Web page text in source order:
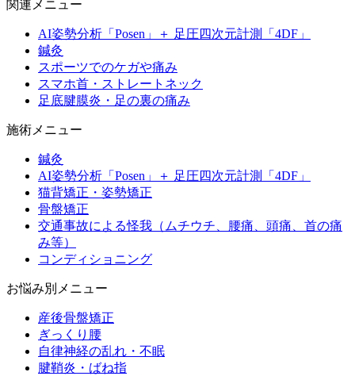
関連メニュー
AI姿勢分析「Posen」＋ 足圧四次元計測「4DF」
鍼灸
スポーツでのケガや痛み
スマホ首・ストレートネック
足底腱膜炎・足の裏の痛み
施術メニュー
鍼灸
AI姿勢分析「Posen」＋ 足圧四次元計測「4DF」
猫背矯正・姿勢矯正
骨盤矯正
交通事故による怪我（ムチウチ、腰痛、頭痛、首の痛
み等）
コンディショニング
お悩み別メニュー
産後骨盤矯正
ぎっくり腰
自律神経の乱れ・不眠
腱鞘炎・ばね指